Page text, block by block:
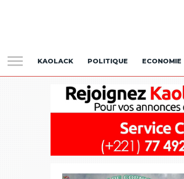
KAOLACK POLITIQUE ECONOMIE